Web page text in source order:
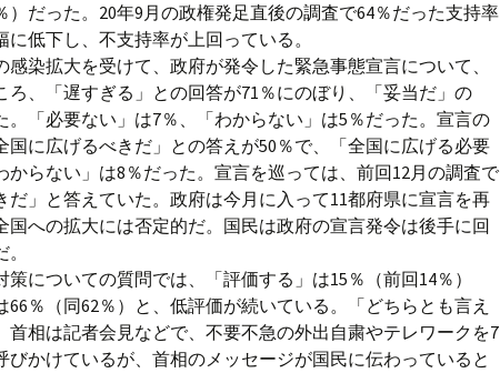
）だった。20年9月の政権発足直後の調査で64％だった支持率
低下し、不支持率が上回っている。
感染拡大を受けて、政府が発令した緊急事態宣言について、
ろ、「遅すぎる」との回答が71％にのぼり、「妥当だ」の
。「必要ない」は7％、「わからない」は5％だった。宣言の
国に広げるべきだ」との答えが50％で、「全国に広げる必要
からない」は8％だった。宣言を巡っては、前回12月の調査で
だ」と答えていた。政府は今月に入って11都府県に宣言を再
国への拡大には否定的だ。国民は政府の宣言発令は後手に回
についての質問では、「評価する」は15％（前回14％）
66％（同62％）と、低評価が続いている。「どちらとも言え
首相は記者会見などで、不要不急の外出自粛やテレワークを7
びかけているが、首相のメッセージが国民に伝わっていると